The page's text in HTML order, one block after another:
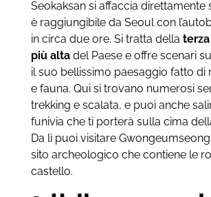
Seokaksan si affaccia direttamente
è raggiungibile da Seoul con
in circa due ore. Si tratta della
più altadel Paese e offre scenari
il suo bellissimo paesaggio fatto di
e fauna. Qui si trovano numerosi
trekking e scalata, e puoi anche
funivia che ti porterà sulla cima
Da lì puoi visitare Gwongeumseong
sito archeologico che contiene le
castello.